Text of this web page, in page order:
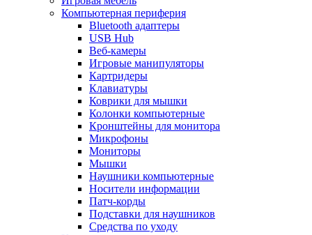
Компьютерная периферия
Bluetooth адаптеры
USB Hub
Веб-камеры
Игровые манипуляторы
Картридеры
Клавиатуры
Коврики для мышки
Колонки компьютерные
Кронштейны для монитора
Микрофоны
Мониторы
Мышки
Наушники компьютерные
Носители информации
Патч-корды
Подставки для наушников
Средства по уходу